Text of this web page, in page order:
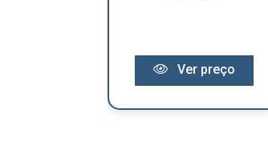
Ver preço